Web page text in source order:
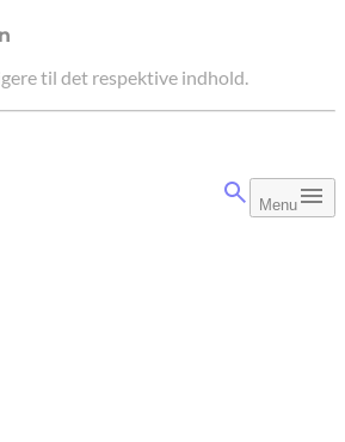
til det respektive indhold.
Menu